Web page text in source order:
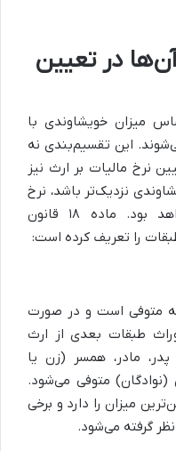
در تعیین
میزان خویشاوندی با
این تقسیم‌بندی نه
نرخ مالیات بر ارث نیز
نزدیک‌تر باشد، نرخ
مالیات بر ارث معمولاً کمتر خواهد بود. ماده ۱۸ قانون
را تعریف کرده است:
متوفی است و در صورت
طبقات بعدی از ارث
مادر، همسر (زن یا
(نوادگان) متوفی می‌شود.
میزان را دارد و برخی
گرفته می‌شود.